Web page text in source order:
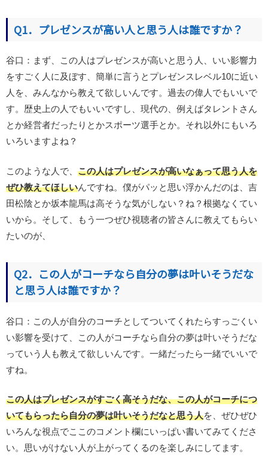
Q1．プレゼンスが高い人と思う人は誰ですか？
谷口：まず、この人はプレゼンスが高いと思う人、いい影響力
をすごく人に及ぼす、簡単に言うとプレゼンスレベル10に近い
人を、みんなから教えて欲しいんです。過去の偉人でもいいで
す。歴史上の人でもいいですし、現代の、例えばタレントさん
とか経営者だったりとかスポーツ選手とか。それ以外にもいろ
いろいますよね？
このような人で、 この人はプレゼンスが高いなぁって思う人を
ぜひ教えてほしいんですね。僕がパッと思い浮かんだのは、吉
田松陰とか坂本龍馬は高そうな気がしない？ね？根拠なくてい
いから。そして、もう一つぜひ視聴者の皆さんに教えてもらい
たいのが、
Q2． この人がコーチなら自分の夢は叶いそうだな
と思う人は誰ですか？
谷口：この人が自分のコーチとしてついてくれたらすっごくい
い影響を受けて、この人がコーチなら自分の夢は叶いそうだな
っていう人も教えて欲しいんです。一緒だったら一緒でいいで
すね。
この人はプレゼンスがすごく高そうだな、この人がコーチにつ
いてもらったら自分の夢は叶いそうだなと思う人を、ぜひぜひ
いろんな視点でここのコメント欄にいっぱい書いてみてくださ
い。思いがけない人が上がってくるのを楽しみにしてます。